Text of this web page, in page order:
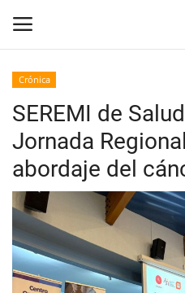
Inicio
Crónica
Policial
Tribunales
Deporte
Crónica
SEREMI de
Jornada
abordaje del